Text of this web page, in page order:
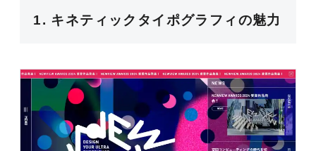
1. キネティックタイポグラフィの魅力